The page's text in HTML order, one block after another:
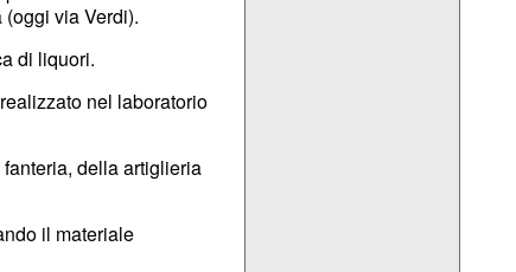
via Verdi).
di liquori.
nel laboratorio
della artiglieria
il materiale